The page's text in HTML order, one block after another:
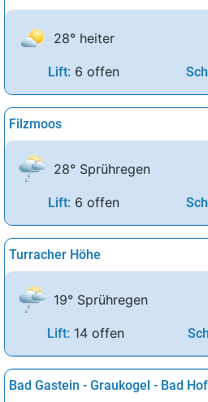
28° heiter
Lift: 6 offen
Filzmoos
28° Sprühregen
Lift: 6 offen
Turracher Höhe
19° Sprühregen
Lift: 14 offen
Bad Gastein - Graukogel - Bad